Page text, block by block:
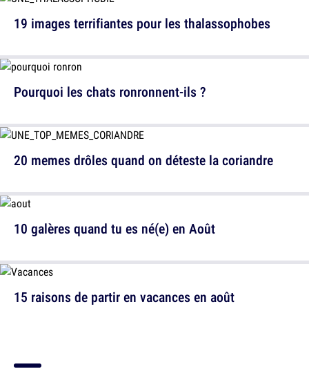
Pourquoi les chats ronronnent-ils ?
10 galères quand tu es né(e) en Août
19 images terrifiantes pour les thalassophobes
20 memes drôles quand on déteste la coriandre
15 raisons de partir en vacances en août